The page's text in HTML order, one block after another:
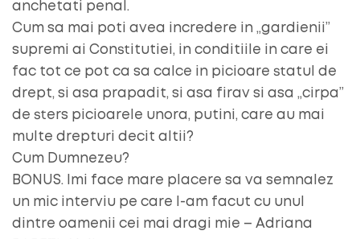
anchetati penal.
Cum sa mai poti avea incredere in „gardienii”
supremi ai Constitutiei, in conditiile in care ei
fac tot ce pot ca sa calce in picioare statul de
drept, si asa prapadit, si asa firav si asa „cirpa”
de sters picioarele unora, putini, care au mai
multe drepturi decit altii?
Cum Dumnezeu?
BONUS. Imi face mare placere sa va semnalez
un mic interviu pe care l-am facut cu unul
dintre oamenii cei mai dragi mie – Adriana